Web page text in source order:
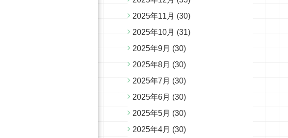
2025年11月 (30)
2025年10月 (31)
2025年9月 (30)
2025年8月 (30)
2025年7月 (30)
2025年6月 (30)
2025年5月 (30)
2025年4月 (30)